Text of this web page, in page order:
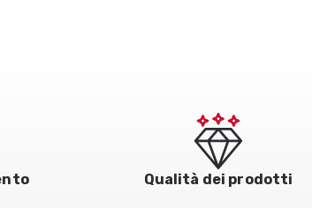
Qualità dei prodotti